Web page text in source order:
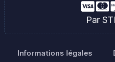
Par
Informations légales